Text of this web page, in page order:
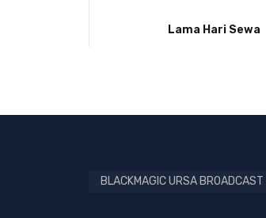
Lama Hari Sewa
BLACKMAGIC URSA